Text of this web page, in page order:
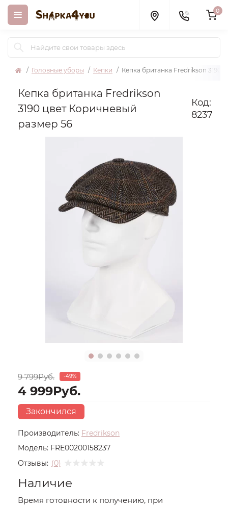
0
Головные уборы Кепки Кепка британка Fredrikson 3190
Кепка британка Fredrikson
3190 цвет Коричневый
размер 56
Код:
8237
Производитель: Fredrikson
Модель: FRE00200158237
Отзывы: (0)
9 799Руб. -49%
4 999Руб.
Закончился
Наличие
Время готовности к получению, при